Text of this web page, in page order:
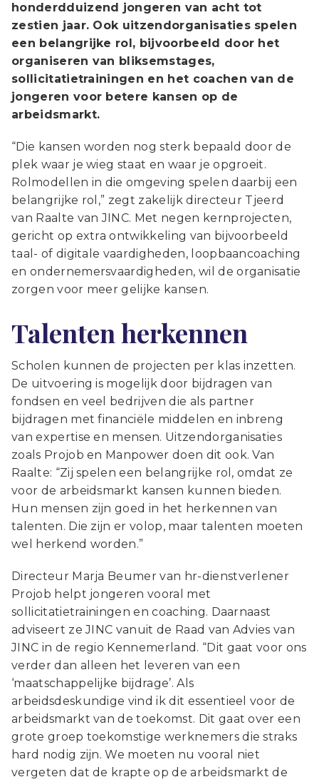
honderdduizend jongeren van acht tot
zestien jaar. Ook uitzendorganisaties spelen
een belangrijke rol, bijvoorbeeld door het
organiseren van bliksemstages,
sollicitatietrainingen en het coachen van de
jongeren voor betere kansen op de
arbeidsmarkt.
“Die kansen worden nog sterk bepaald door de
plek waar je wieg staat en waar je opgroeit.
Rolmodellen in die omgeving spelen daarbij een
belangrijke rol,” zegt zakelijk directeur Tjeerd
van Raalte van JINC. Met negen kernprojecten,
gericht op extra ontwikkeling van bijvoorbeeld
taal- of digitale vaardigheden, loopbaancoaching
en ondernemersvaardigheden, wil de organisatie
zorgen voor meer gelijke kansen.
Talenten herkennen
Scholen kunnen de projecten per klas inzetten.
De uitvoering is mogelijk door bijdragen van
fondsen en veel bedrijven die als partner
bijdragen met financiële middelen en inbreng
van expertise en mensen. Uitzendorganisaties
zoals Projob en Manpower doen dit ook. Van
Raalte: “Zij spelen een belangrijke rol, omdat ze
voor de arbeidsmarkt kansen kunnen bieden.
Hun mensen zijn goed in het herkennen van
talenten. Die zijn er volop, maar talenten moeten
wel herkend worden.”
Directeur Marja Beumer van hr-dienstverlener
Projob helpt jongeren vooral met
sollicitatietrainingen en coaching. Daarnaast
adviseert ze JINC vanuit de Raad van Advies van
JINC in de regio Kennemerland. “Dit gaat voor ons
verder dan alleen het leveren van een
‘maatschappelijke bijdrage’. Als
arbeidsdeskundige vind ik dit essentieel voor de
arbeidsmarkt van de toekomst. Dit gaat over een
grote groep toekomstige werknemers die straks
hard nodig zijn. We moeten nu vooral niet
vergeten dat de krapte op de arbeidsmarkt de